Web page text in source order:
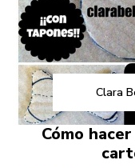
Clara
Cómo